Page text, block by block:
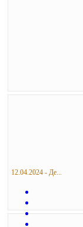
12.04.2024 - Де...